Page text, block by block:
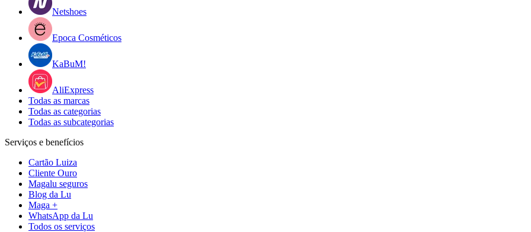
Netshoes
Epoca Cosméticos
KaBuM!
AliExpress
Todas as marcas
Todas as categorias
Todas as subcategorias
Serviços e benefícios
Cartão Luiza
Cliente Ouro
Magalu seguros
Blog da Lu
Maga +
WhatsApp da Lu
Todos os serviços